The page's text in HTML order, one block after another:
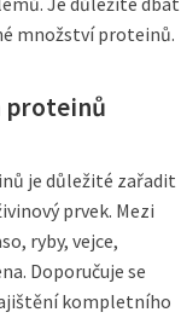
množství proteinů.
proteinů
je důležité zařadit
prvek. Mezi
ryby, vejce,
Doporučuje se
kompletního